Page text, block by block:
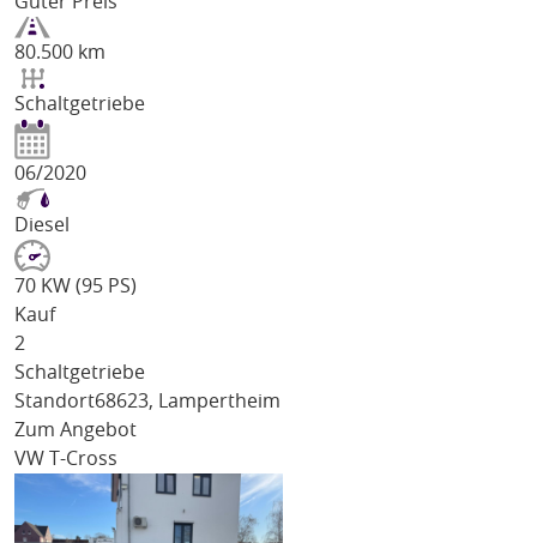
80.500 km
Schaltgetriebe
06/2020
Diesel
70 KW (95 PS)
Kauf
2
Schaltgetriebe
Standort68623, Lampertheim
Zum Angebot
VW T-Cross